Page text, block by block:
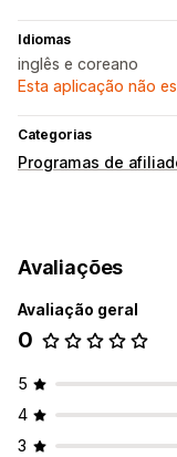
Idiomas
inglês e coreano
Esta aplicação não
Categorias
Programas de
Avaliações
Avaliação geral
0
5
4
3